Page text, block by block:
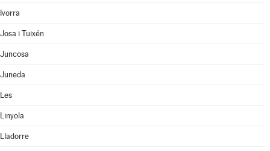
Ivorra
Josa i Tuixén
Juncosa
Juneda
Les
Linyola
Lladorre